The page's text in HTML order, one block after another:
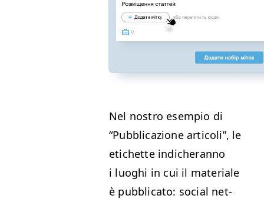
Nel nos­tro esem­pio di
“Pub­bli­cazione arti­coli”, le
etichette indicher­an­no
i luoghi in cui il mate­ri­ale
è pub­bli­ca­to: social net­